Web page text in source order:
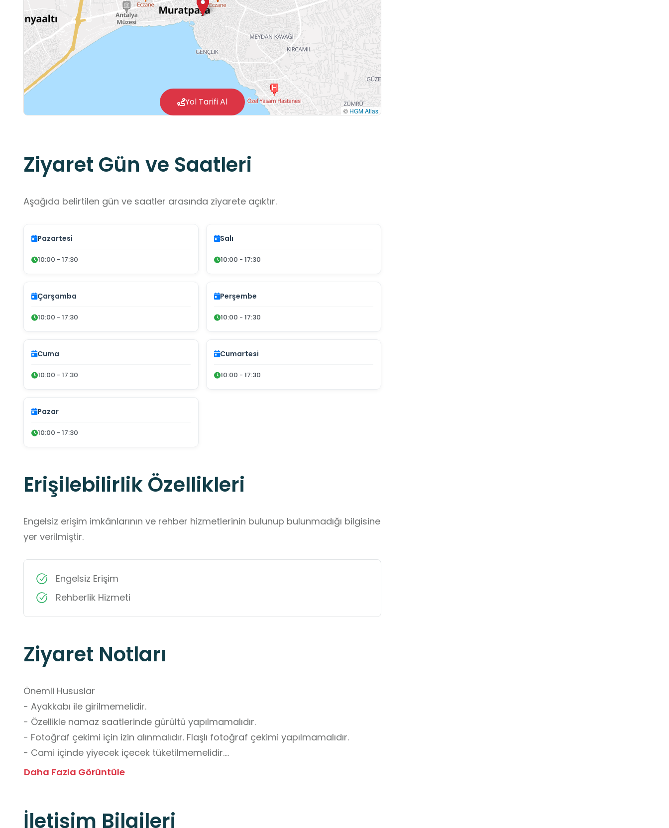
© HGM Atlas
Yol Tarifi Al
Ziyaret Gün ve Saatleri
Aşağıda belirtilen gün ve saatler arasında ziyarete açıktır.
Pazartesi
10:00 - 17:30
Salı
10:00 - 17:30
Çarşamba
10:00 - 17:30
Perşembe
10:00 - 17:30
Cuma
10:00 - 17:30
Cumartesi
10:00 - 17:30
Pazar
10:00 - 17:30
Erişilebilirlik Özellikleri
Engelsiz erişim imkânlarının ve rehber hizmetlerinin bulunup bulunmadığı bilgisine
yer verilmiştir.
Engelsiz Erişim
Rehberlik Hizmeti
Ziyaret Notları
Önemli Hususlar
- Ayakkabı ile girilmemelidir.
- Özellikle namaz saatlerinde gürültü yapılmamalıdır.
- Fotoğraf çekimi için izin alınmalıdır. Flaşlı fotoğraf çekimi yapılmamalıdır.
- Cami içinde yiyecek içecek tüketilmemelidir.
- Temizlik ve düzene özen gösterilmelidir.
- Grup ziyaretlerinden önce iletişime geçilerek randevu alınmalıdır.
Daha Fazla Görüntüle
İletişim Bilgileri